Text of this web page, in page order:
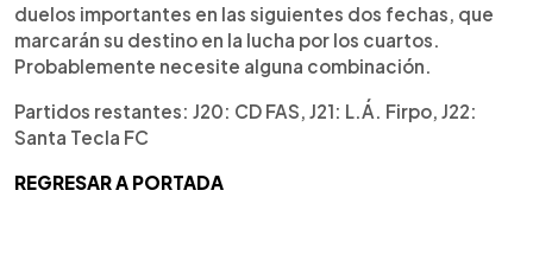
duelos importantes en las siguientes dos fechas, que
marcarán su destino en la lucha por los cuartos.
Probablemente necesite alguna combinación.
Partidos restantes: J20: CD FAS, J21: L.Á. Firpo, J22:
Santa Tecla FC
REGRESAR A PORTADA